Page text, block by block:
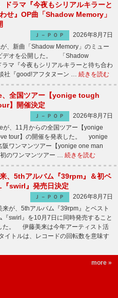
ドラマ『今夜もシリアルキラーと
せ』OP曲「Shadow Memory」
Ｊ－ＰＯＰ
2026年8月7日
、新曲「Shadow Memory」のミュー
デオを公開した。 「Shadow
マ『今夜もシリアルキラーと待ち合わ
社『good!アフタヌーン … 続きを読む
全国ツアー【yonige tough
】開催決定
Ｊ－ＰＯＰ
2026年8月7日
、11月からの全国ツアー【yonige
tour】の開催を発表した。 yonige
阪ワンマンツアー【yonige one man
のワンマンツアー … 続きを読む
、5thアルバム『39rpm』＆初ベ
『swirl』発売日決定
Ｊ－ＰＯＰ
2026年8月7日
が、5thアルバム『39rpm』とベスト
『swirl』を10月7日に同時発売すること
た。 伊藤美来は今年アーティスト活
イトルは、レコードの回転数を意味す
more »